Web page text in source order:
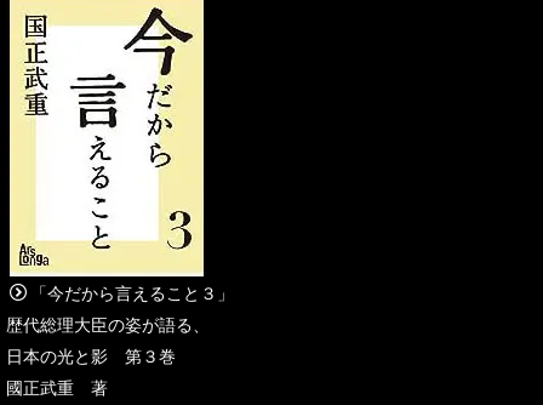
「今だから言えること３」
歴代総理大臣の姿が語る、
日本の光と影 第３巻
國正武重 著